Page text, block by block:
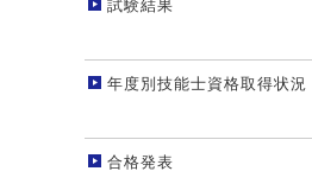
試験結果
年度別技能士資格取得状況
合格発表